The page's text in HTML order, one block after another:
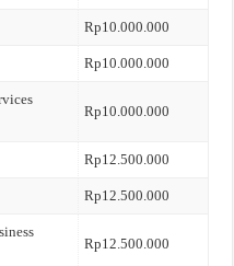
Rp10.000.000
Rp10.000.000
Rp10.000.000
Rp12.500.000
Rp12.500.000
Rp12.500.000